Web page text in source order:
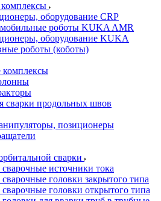
оборудование CRP
роботы KUKA AMR
оборудование KUKA
роботы (коботы)
сварки продольных швов
позиционеры
сварки
источники тока
головки закрытого типа
головки открытого типа